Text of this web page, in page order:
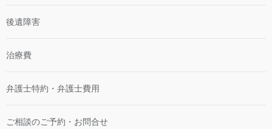
後遺障害
治療費
弁護士特約・弁護士費用
ご相談のご予約・お問合せ